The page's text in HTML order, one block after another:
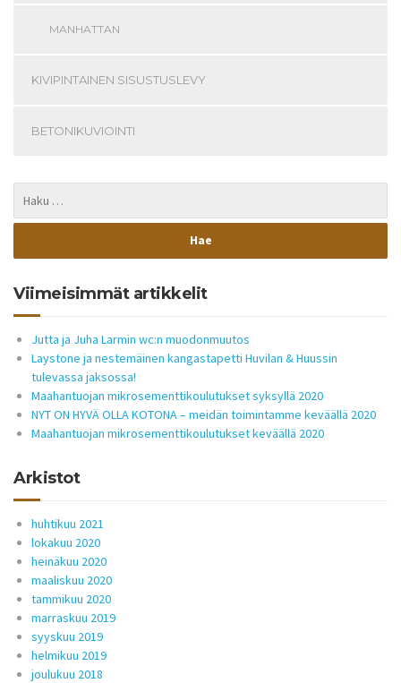
MANHATTAN
KIVIPINTAINEN SISUSTUSLEVY
BETONIKUVIOINTI
Viimeisimmät artikkelit
Jutta ja Juha Larmin wc:n muodonmuutos
Laystone ja nestemäinen kangastapetti Huvilan & Huussin
tulevassa jaksossa!
Maahantuojan mikrosementtikoulutukset syksyllä 2020
NYT ON HYVÄ OLLA KOTONA – meidän toimintamme keväällä 2020
Maahantuojan mikrosementtikoulutukset keväällä 2020
Arkistot
huhtikuu 2021
lokakuu 2020
heinäkuu 2020
maaliskuu 2020
tammikuu 2020
marraskuu 2019
syyskuu 2019
helmikuu 2019
joulukuu 2018